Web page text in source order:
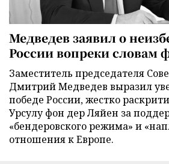
Медведев заявил о
России вопреки словам
Заместитель председателя
Дмитрий Медведев выразил
победе России, жестко
Урсулу фон дер Ляйен за
«бендеровского режима» и
отношения к Европе.